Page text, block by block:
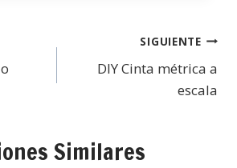
SIGUIENTE
DIY Cinta métrica a
escala
Similares